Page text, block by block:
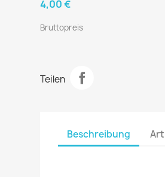
4,00 €
Bruttopreis
Teilen
Beschreibung